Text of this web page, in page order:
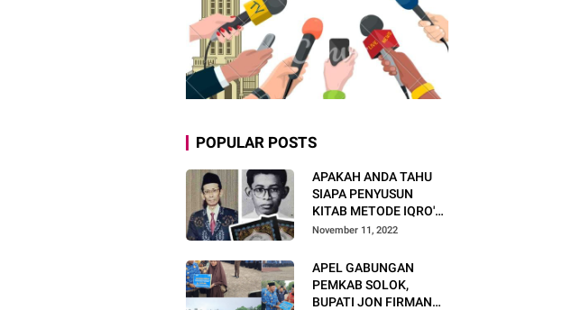
POPULAR POSTS
APAKAH ANDA TAHU
SIAPA PENYUSUN
KITAB METODE IQRO'?
INI BIOGRAFI KH. AS'AD
November 11, 2022
APEL GABUNGAN
PEMKAB SOLOK,
BUPATI JON FIRMAN